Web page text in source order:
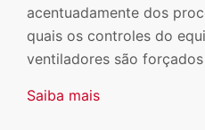
acentuadamente dos
quais os controles do
ventiladores são
Saiba mais